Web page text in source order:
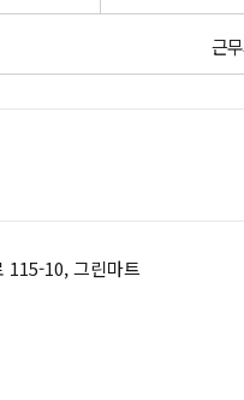
근
115-10, 그린마트